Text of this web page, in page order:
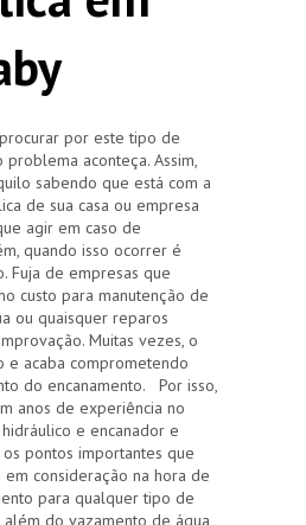
por este tipo de
aconteça. Assim,
sabendo que está com a
de sua casa ou empresa
agir em caso de
quando isso ocorrer é
Fuja de empresas que
custo para manutenção de
ou quaisquer reparos
Muitas vezes, o
e acaba comprometendo
do encanamento. Por isso,
anos de experiência no
e encanador e
pontos importantes que
consideração na hora de
para qualquer tipo de
do vazamento de água